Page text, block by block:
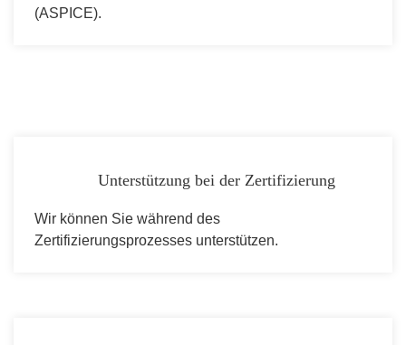
(ASPICE).
Unterstützung bei der Zertifizierung
Wir können Sie während des
Zertifizierungsprozesses unterstützen.